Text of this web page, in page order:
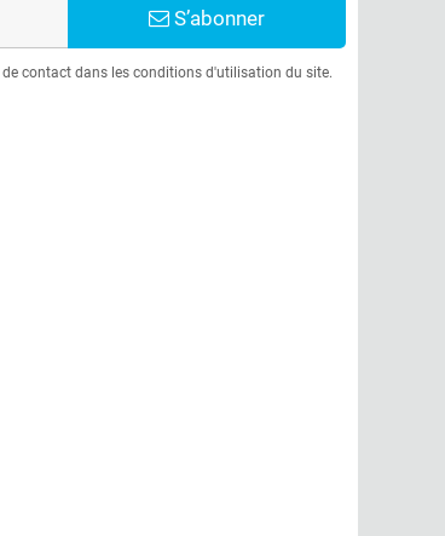
S’abonner
contact dans les conditions d'utilisation du site.